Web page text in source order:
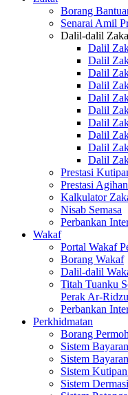
Borang
Senarai Amil
Dalil-dalil
Dalil
Dalil
Dalil
Dalil
Dalil
Dalil
Dalil
Dalil
Dalil
Dalil
Prestasi
Prestasi
Kalkulator
Nisab Semasa
Perbankan
Wakaf
Portal Wakaf
Borang Wakaf
Dalil-dalil
Titah Tuanku
Perak Ar-
Perbankan
Perkhidmatan
Borang
Sistem
Sistem
Sistem
Sistem